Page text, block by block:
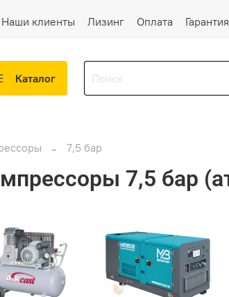
Наши клиенты Лизинг Оплата
Каталог
7,5 бар
7,5 бар